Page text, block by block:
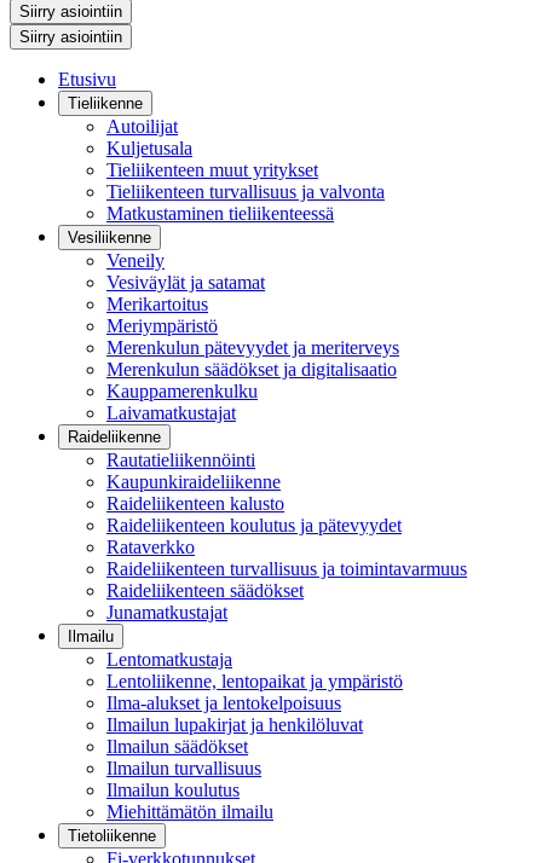
Siirry asiointiin
Siirry asiointiin
Etusivu
Tieliikenne
Autoilijat
Kuljetusala
Tieliikenteen muut yritykset
Tieliikenteen turvallisuus ja valvonta
Matkustaminen tieliikenteessä
Vesiliikenne
Veneily
Vesiväylät ja satamat
Merikartoitus
Meriympäristö
Merenkulun pätevyydet ja meriterveys
Merenkulun säädökset ja digitalisaatio
Kauppamerenkulku
Laivamatkustajat
Raideliikenne
Rautatieliikennöinti
Kaupunkiraideliikenne
Raideliikenteen kalusto
Raideliikenteen koulutus ja pätevyydet
Rataverkko
Raideliikenteen turvallisuus ja toimintavarmuus
Raideliikenteen säädökset
Junamatkustajat
Ilmailu
Lentomatkustaja
Lentoliikenne, lentopaikat ja ympäristö
Ilma-alukset ja lentokelpoisuus
Ilmailun lupakirjat ja henkilöluvat
Ilmailun säädökset
Ilmailun turvallisuus
Ilmailun koulutus
Miehittämätön ilmailu
Tietoliikenne
Fi-verkkotunnukset